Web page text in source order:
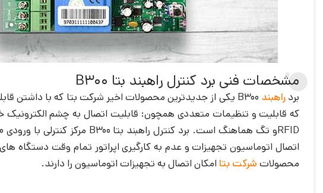
مشخصات فنی برد کنترل راهبند بتا B300‏
بردراهبند
اتصال اتوماسیون تجهیزات و عدم به کارگیری اپراتور تمام وقت دستگاه
محصولات شرکت بتا امکان اتصال به تجهیزات اتوماسیون را دارند.